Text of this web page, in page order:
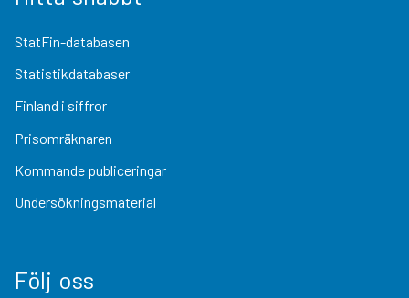
StatFin-databasen
Statistikdatabaser
Finland i siffror
Prisomräknaren
Kommande publiceringar
Undersökningsmaterial
Följ oss